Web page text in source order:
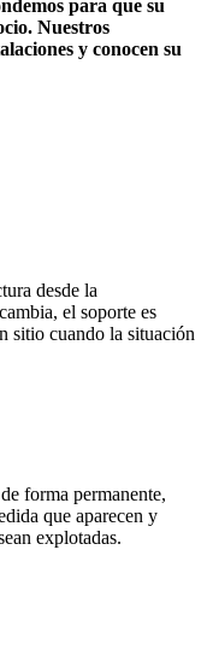
para que su
Nuestros
y conocen su
desde la
el soporte es
sitio cuando la situación
forma permanente,
que aparecen y
explotadas.